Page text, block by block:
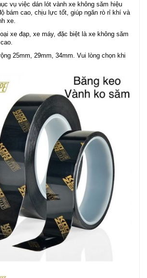
vụ việc dán lót vành xe không săm hiệu
bám cao, chịu lực tốt, giúp ngăn rò rỉ khí và
xe.
xe đạp, xe máy, đặc biệt là xe không săm
25mm, 29mm, 34mm. Vui lòng chọn khi